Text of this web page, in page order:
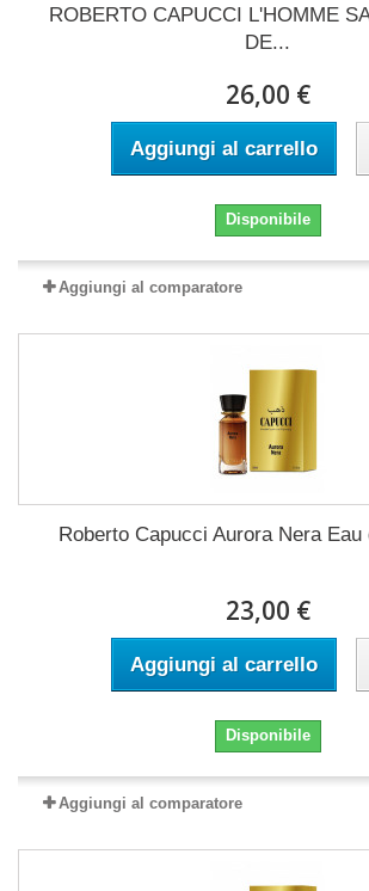
ROBERTO CAPUCCI L'HOMME
DE...
26,00 €
Aggiungi al carrello
Disponibile
Aggiungi al comparatore
Roberto Capucci Aurora Nera Eau
23,00 €
Aggiungi al carrello
Disponibile
Aggiungi al comparatore